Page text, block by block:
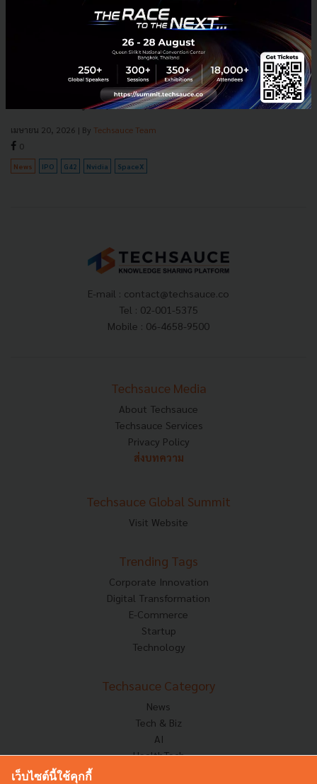
Cerebras เดินหน้าเข้าตลาดหุ้น รายได้โต 75% แตะ $510 ล้าน
พลิกจากขาดทุนมาเป็นกำไร $238 ล้าน
Cerebras ผู้ผลิตชิป AI ยื่นขอเข้าตลาดหุ้นอีกครั้ง หลังรายได้ปีที่ผ่านมาโต
75% แตะ $510 ล้าน และพลิกมีกำไร $238 ล้าน ท่ามกลางกระแส IPO
เทคโนโลยีครั้งใหญ่ที่มี SpaceX, OpenAI และ Ant...
เมษายน 20, 2026 | By Techsauce Team
0
News IPO G42 Nvidia SpaceX
E-mail : contact@techsauce.co
Tel : 02-001-5375
Mobile : 06-4658-9500
Techsauce Media
About Techsauce
Techsauce Services
Privacy Policy
ส่งบทความ
Techsauce Global Summit
Visit Website
Trending Tags
Corporate Innovation
Digital Transformation
E-Commerce
Startup
Technology
Techsauce Category
News
Tech & Biz
AI
HealthTech
เว็บไซต์นี้ใช้คุกกี้